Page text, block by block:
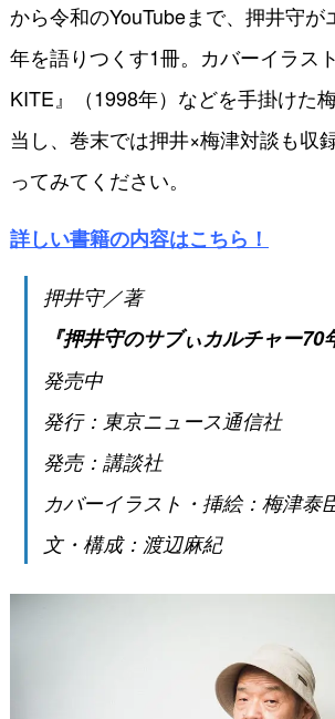
から令和のYouTubeまで、押井守が
年を語りつくす1冊。カバーイラス
KITE』（1998年）などを手掛けた
当し、巻末では押井×梅津対談も収
ってみてください。
詳しい書籍の内容はこちら！
押井守／著
『押井守のサブぃカルチャー70
発売中
発行：東京ニュース通信社
発売：講談社
カバーイラスト・挿絵：梅津泰
文・構成：渡辺麻紀